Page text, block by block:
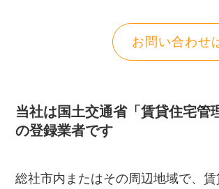
お問い合わせ
当社は国土交通省「賃貸住宅管
の登録業者です
総社市内またはその周辺地域で、